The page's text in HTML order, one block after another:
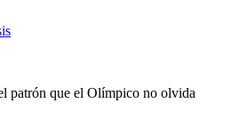
patrón que el Olímpico no olvida